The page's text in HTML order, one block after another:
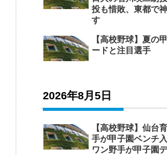
投も惜敗、東都で
す
【高校野球】夏の
ードと注目選手
2026年8月5日
【高校野球】仙台
手が甲子園ベンチ
ワン野手が甲子園